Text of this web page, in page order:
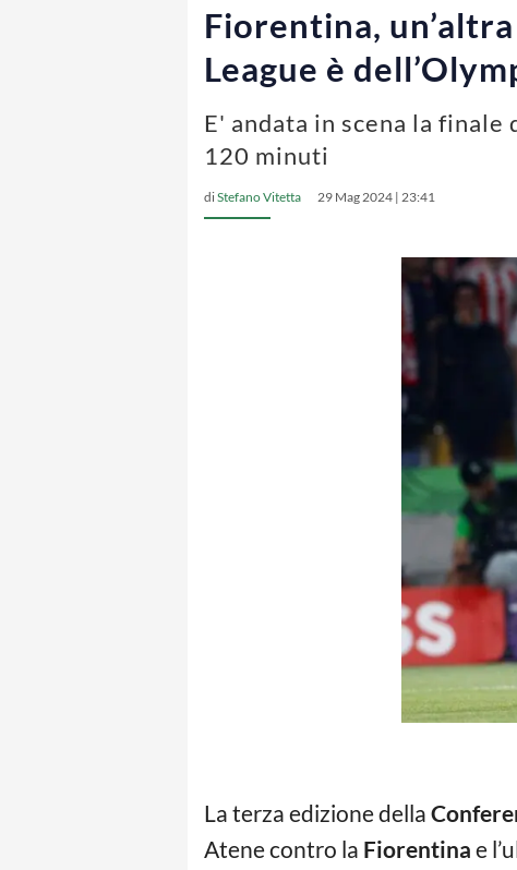
Fiorentina,
League è
E' andata in scena la
120 minuti
diStefano Vitetta 29 Mag 2024 | 23:41
La terza edizione della
Atene contro la Fiorentina e